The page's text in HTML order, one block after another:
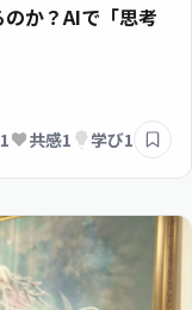
か？AIで「思考
1 共感1 学び1